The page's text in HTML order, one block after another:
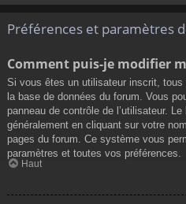
Préférences et paramètres
Comment puis-je modifier
Si vous êtes un utilisateur inscrit,
la base de données du forum. Vous
panneau de contrôle de l’utilisateur.
généralement en cliquant sur votre
pages du forum. Ce système vous
paramètres et toutes vos préférences.
Haut